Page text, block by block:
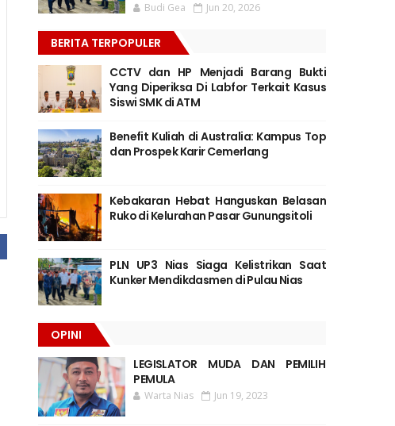
Budi Gea Jun 20, 2026
BERITA TERPOPULER
CCTV dan HP Menjadi Barang Bukti
Yang Diperiksa Di Labfor Terkait Kasus
Siswi SMK di ATM
Benefit Kuliah di Australia: Kampus Top
dan Prospek Karir Cemerlang
Kebakaran Hebat Hanguskan Belasan
Ruko di Kelurahan Pasar Gunungsitoli
PLN UP3 Nias Siaga Kelistrikan Saat
Kunker Mendikdasmen di Pulau Nias
OPINI
LEGISLATOR MUDA DAN PEMILIH
PEMULA
Warta Nias Jun 19, 2023